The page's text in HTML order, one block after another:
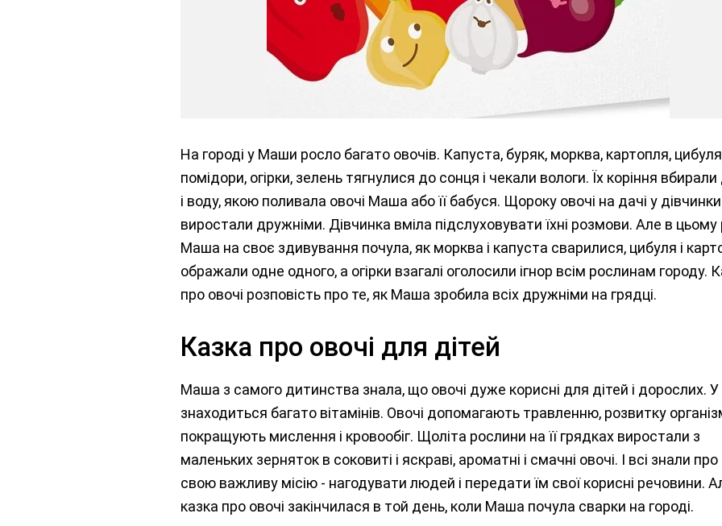
На городі у Маши росло багато овочів. Капуста, буряк, морква, картопля,
помідори, огірки, зелень тягнулися до сонця і чекали вологи. Їх коріння
і воду, якою поливала овочі Маша або її бабуся. Щороку овочі на дачі у дівчинки
виростали дружніми. Дівчинка вміла підслуховувати їхні розмови. Але в цьому
Маша на своє здивування почула, як морква і капуста сварилися, цибуля і
ображали одне одного, а огірки взагалі оголосили ігнор всім рослинам городу.
про овочі розповість про те, як Маша зробила всіх дружніми на грядці.
Казка про овочі для дітей
Маша з самого дитинства знала, що овочі дуже корисні для дітей і дорослих. У
знаходиться багато вітамінів. Овочі допомагають травленню, розвитку
покращують мислення і кровообіг. Щоліта рослини на її грядках виростали з
маленьких зерняток в соковиті і яскраві, ароматні і смачні овочі. І всі знали про
свою важливу місію - нагодувати людей і передати їм свої корисні речовини.
казка про овочі закінчилася в той день, коли Маша почула сварки на городі.